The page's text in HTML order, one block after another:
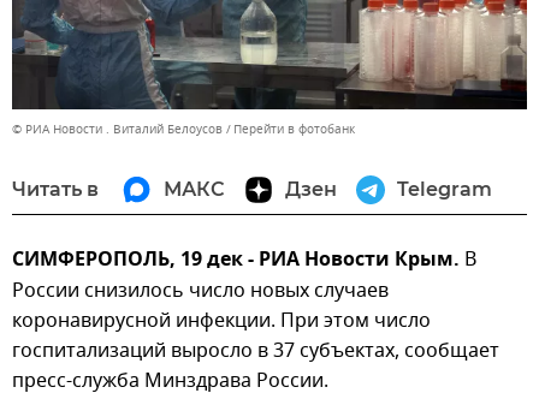
© РИА Новости . Виталий Белоусов Перейти в фотобанк
Читать в МАКС Дзен Telegram
СИМФЕРОПОЛЬ, 19 дек - РИА Новости Крым. В
России снизилось число новых случаев
коронавирусной инфекции. При этом число
госпитализаций выросло в 37 субъектах, сообщает
пресс-служба Минздрава России.